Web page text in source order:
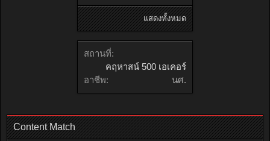
แสดงทั้งหมด
สถานที่:
คฤหาสน์ 500 เอเคอร์
อาชีพ:
นศ.
Content Match